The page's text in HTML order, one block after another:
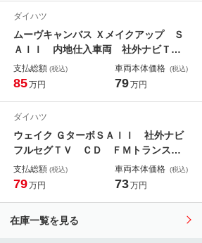
ダイハツ
ムーヴキャンバス Ｘメイクアップ Ｓ
ＡＩＩ 内地仕入車両 社外ナビＴ
Ｖ Ｂｌｕｅｔｏｏｔｈ 両側パワー
スライドドア 全方位モニター Ｃ
支払総額 (税込)
85万円
車両本体価格 (税込)
79万円
ダイハツ
ウェイク ＧターボＳＡＩＩ 社外ナビ
フルセグＴＶ ＣＤ ＦＭトランスミ
ッターＢｌｕｅｔｏｏｔｈ 両側パワ
ースライド
支払総額 (税込)
79万円
車両本体価格 (税込)
73万円
在庫一覧を見る